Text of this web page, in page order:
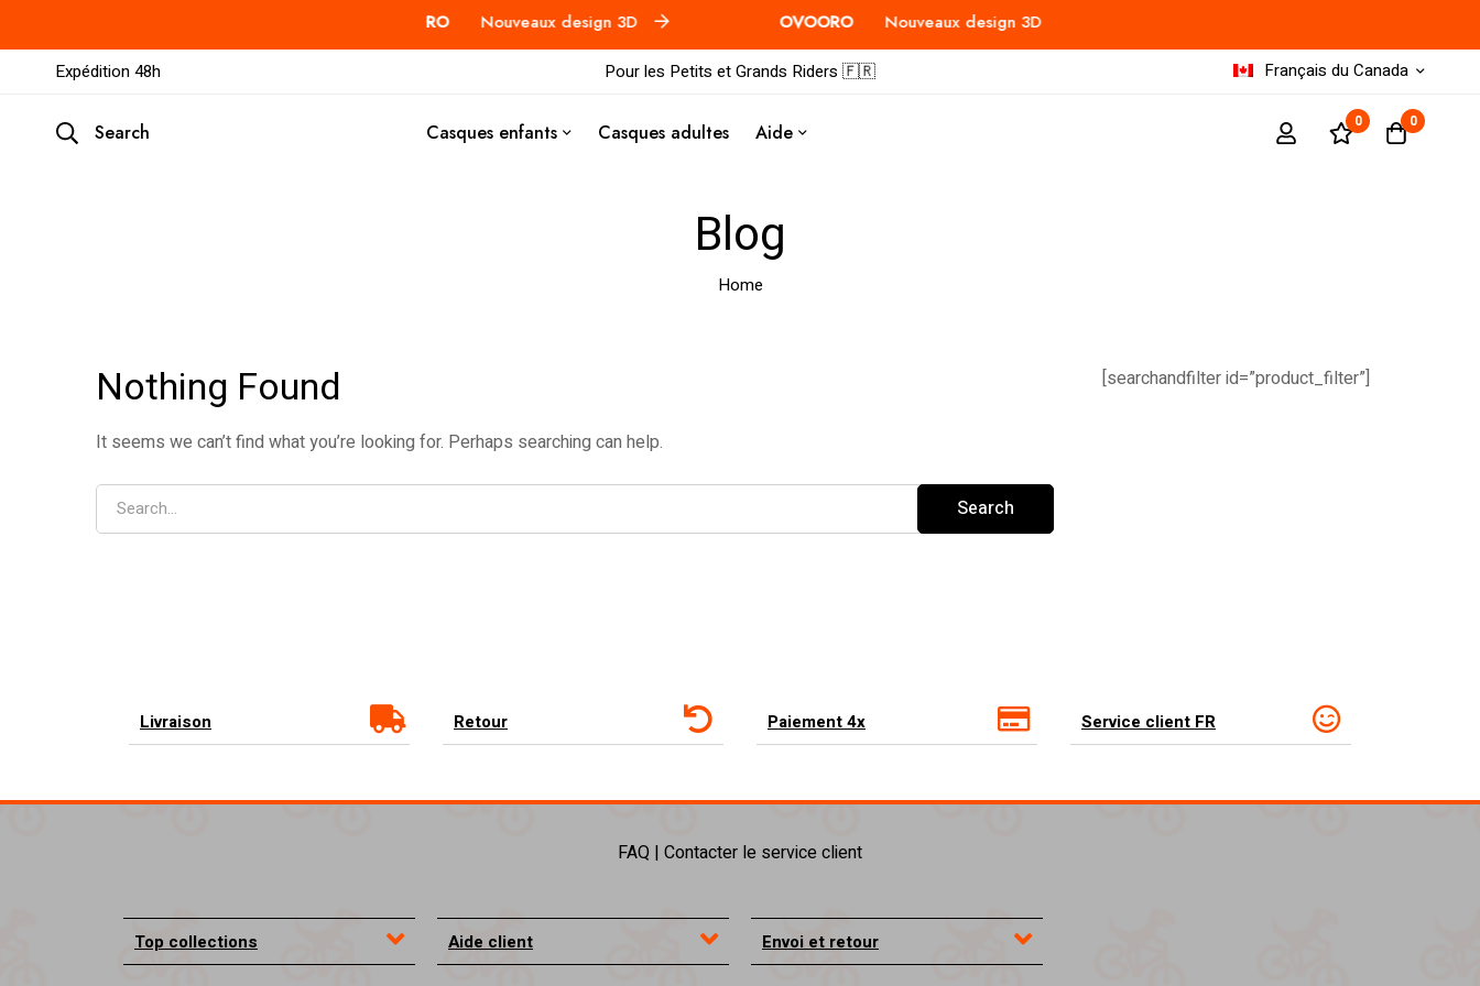
OVOORO Nouveaux design 3D OVOORO Nouveaux design 3D
Expédition 48h Pour les Petits et Grands Riders 🇫🇷 Français du Canada
Search Casques enfants Casques adultes Aide 0 0
Blog
Home
Nothing Found
It seems we can’t find what you’re looking for. Perhaps searching can help.
Search
[searchandfilter id=”product_filter”]
Livraison Retour Paiement 4x Service client FR
FAQ | Contacter le service client
Top collections Aide client Envoi et retour